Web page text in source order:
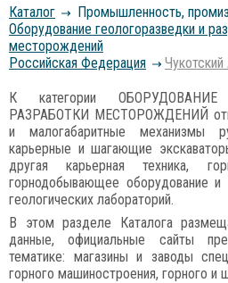
Каталог
Промышленность,
Оборудование геологоразведки и
месторождений
Российcкая Федерация
К категории
РАЗРАБОТКИ МЕСТОРОЖДЕНИЙ
и малогабаритные механизмы
карьерные и шагающие
другая карьерная техника,
горнодобывающее оборудование и
геологических лабораторий.
В этом разделе Каталога
данные, официальные сайты
тематике: магазины и заводы
горного машиностроения, горного и